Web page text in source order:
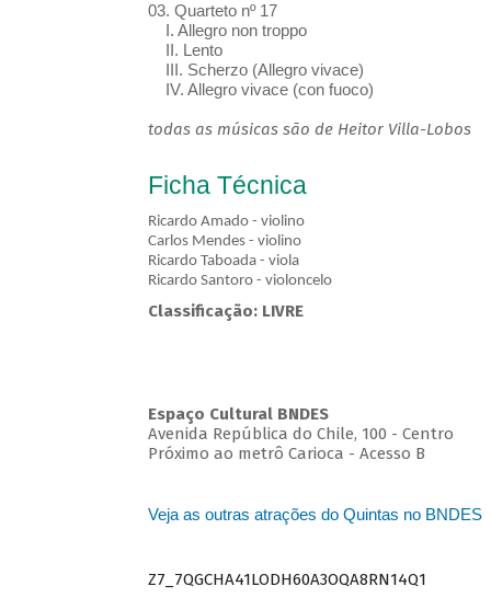
03. Quarteto nº 17
I. Allegro non troppo
II. Lento
III. Scherzo (Allegro vivace)
IV. Allegro vivace (con fuoco)
todas as músicas são de Heitor Villa-Lobos
Ficha Técnica
Ricardo Amado - violino
Carlos Mendes - violino
Ricardo Taboada - viola
Ricardo Santoro - violoncelo
Classificação: LIVRE
Espaço Cultural BNDES
Avenida República do Chile, 100 - Centro
Próximo ao metrô Carioca - Acesso B
Veja as outras atrações do Quintas no BNDES
Z7_7QGCHA41LODH60A3OQA8RN14Q1